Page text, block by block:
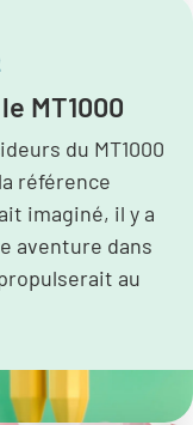
MT1000
du MT1000
référence
imaginé, il y a
aventure dans
au